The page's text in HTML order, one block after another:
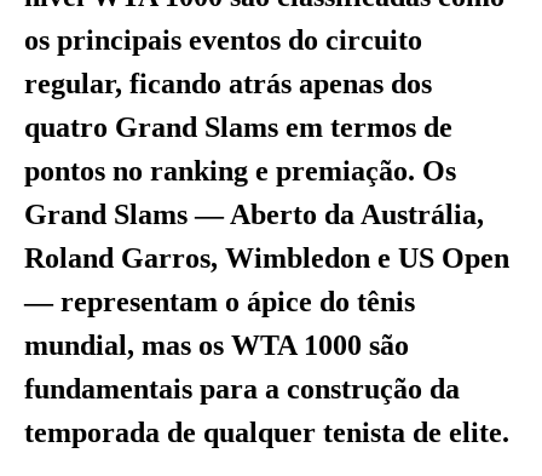
os principais eventos do circuito
regular, ficando atrás apenas dos
quatro Grand Slams em termos de
pontos no ranking e premiação. Os
Grand Slams — Aberto da Austrália,
Roland Garros, Wimbledon e US Open
— representam o ápice do tênis
mundial, mas os WTA 1000 são
fundamentais para a construção da
temporada de qualquer tenista de elite.